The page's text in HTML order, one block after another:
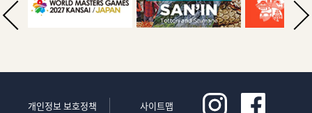
개인정보 보호정책 사이트맵